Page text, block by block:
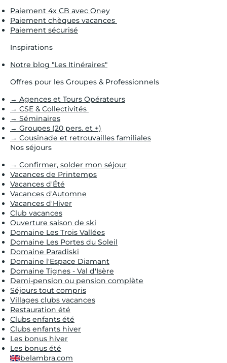
Paiement 4x CB avec Oney
Paiement chèques vacances
Paiement sécurisé
Inspirations
Notre blog "Les Itinéraires"
Offres pour les Groupes & Professionnels
→ Agences et Tours Opérateurs
→ CSE & Collectivités
→ Séminaires
→ Groupes (20 pers. et +)
→ Cousinade et retrouvailles familiales
Nos séjours
→ Confirmer, solder mon séjour
Vacances de Printemps
Vacances d'Été
Vacances d'Automne
Vacances d'Hiver
Club vacances
Ouverture saison de ski
Domaine Les Trois Vallées
Domaine Les Portes du Soleil
Domaine Paradiski
Domaine l'Espace Diamant
Domaine Tignes - Val d'Isère
Demi-pension ou pension complète
Séjours tout compris
Villages clubs vacances
Restauration été
Clubs enfants été
Clubs enfants hiver
Les bonus hiver
Les bonus été
belambra.com